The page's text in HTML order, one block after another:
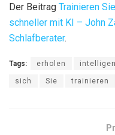
Der Beitrag Trainieren
schneller mit KI – John
Schlafberater.
Tags: erholen
sich Sie trainieren